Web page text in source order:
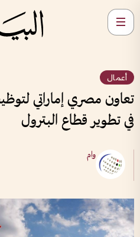
أعمال
تعاون مصري إماراتي
في تطوير قطاع البترول
وام